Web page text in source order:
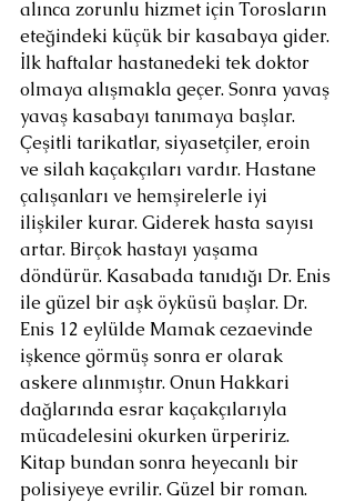
alınca zorunlu hizmet için Torosların
eteğindeki küçük bir kasabaya gider.
İlk haftalar hastanedeki tek doktor
olmaya alışmakla geçer. Sonra yavaş
yavaş kasabayı tanımaya başlar.
Çeşitli tarikatlar, siyasetçiler, eroin
ve silah kaçakçıları vardır. Hastane
çalışanları ve hemşirelerle iyi
ilişkiler kurar. Giderek hasta sayısı
artar. Birçok hastayı yaşama
döndürür. Kasabada tanıdığı Dr. Enis
ile güzel bir aşk öyküsü başlar. Dr.
Enis 12 eylülde Mamak cezaevinde
işkence görmüş sonra er olarak
askere alınmıştır. Onun Hakkari
dağlarında esrar kaçakçılarıyla
mücadelesini okurken ürpeririz.
Kitap bundan sonra heyecanlı bir
polisiyeye evrilir. Güzel bir roman.